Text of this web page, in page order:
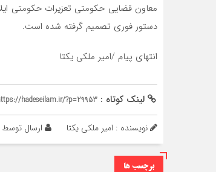
معاون قضایی حکومتی تعزیرات حکومتی
دستور فوری تصمیم گرفته شده است.
انتهای پیام /امیر ملکی یکتا
لینک کوتاه : hadeseilam.ir/?p=29953
نویسنده : امیر ملکی یکتا ارسال
برچسب ها